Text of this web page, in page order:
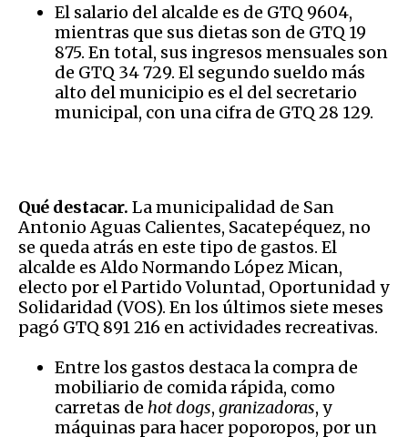
El salario del alcalde es de GTQ 9604,
mientras que sus dietas son de GTQ 19
875. En total, sus ingresos mensuales son
de GTQ 34 729. El segundo sueldo más
alto del municipio es el del secretario
municipal, con una cifra de GTQ 28 129.
Qué destacar. La municipalidad de San
Antonio Aguas Calientes, Sacatepéquez, no
se queda atrás en este tipo de gastos. El
alcalde es Aldo Normando López Mican,
electo por el Partido Voluntad, Oportunidad y
Solidaridad (VOS). En los últimos siete meses
pagó GTQ 891 216 en actividades recreativas.
Entre los gastos destaca la compra de
mobiliario de comida rápida, como
carretas de hot dogs, granizadoras, y
máquinas para hacer poporopos, por un